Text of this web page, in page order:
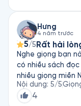
lợi trong lăng kính
Tác giả bắt đầu
cuộc chiến giữa
Goliath. Câu
Goliath là một chiến
khí sắc bén trong
chiếc ná thun và
tất cả các độc giả
vẻ vang trước đối
Hưng
4 năm trước
5/5 Rất hài
Nghe giọng bạn
có nhiều sách đọc
nhiều giọng miền
Nội dung: 5/5
4